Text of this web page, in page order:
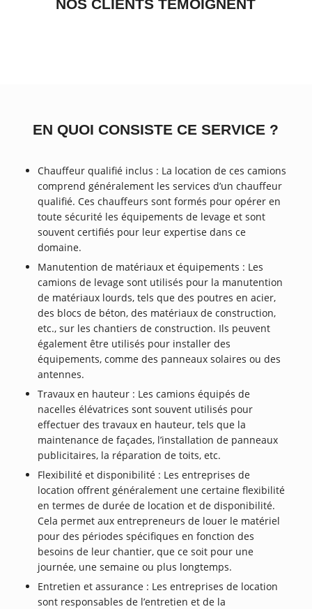
NOS CLIENTS TÉMOIGNENT
EN QUOI CONSISTE CE SERVICE ?
Chauffeur qualifié inclus : La location de ces camions
comprend généralement les services d’un chauffeur
qualifié. Ces chauffeurs sont formés pour opérer en
toute sécurité les équipements de levage et sont
souvent certifiés pour leur expertise dans ce
domaine.
Manutention de matériaux et équipements : Les
camions de levage sont utilisés pour la manutention
de matériaux lourds, tels que des poutres en acier,
des blocs de béton, des matériaux de construction,
etc., sur les chantiers de construction. Ils peuvent
également être utilisés pour installer des
équipements, comme des panneaux solaires ou des
antennes.
Travaux en hauteur : Les camions équipés de
nacelles élévatrices sont souvent utilisés pour
effectuer des travaux en hauteur, tels que la
maintenance de façades, l’installation de panneaux
publicitaires, la réparation de toits, etc.
Flexibilité et disponibilité : Les entreprises de
location offrent généralement une certaine flexibilité
en termes de durée de location et de disponibilité.
Cela permet aux entrepreneurs de louer le matériel
pour des périodes spécifiques en fonction des
besoins de leur chantier, que ce soit pour une
journée, une semaine ou plus longtemps.
Entretien et assurance : Les entreprises de location
sont responsables de l’entretien et de la